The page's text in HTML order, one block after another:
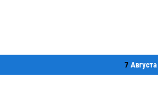
7 Августа